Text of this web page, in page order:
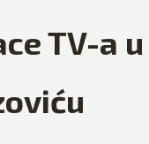
TV-a